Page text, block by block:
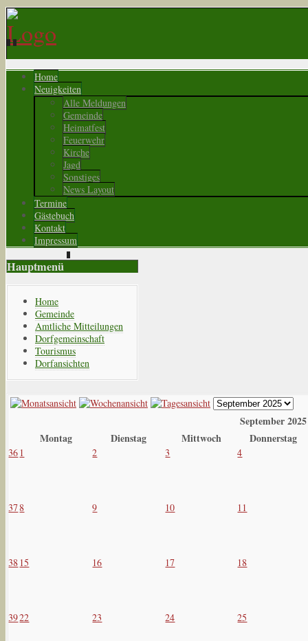
Home
Neuigkeiten
Alle Meldungen
Gemeinde
Heimatfest
Feuerwehr
Kirche
Jagd
Sonstiges
News Layout
Termine
Gästebuch
Kontakt
Impressum
Hauptmenü
Home
Gemeinde
Amtliche Mitteilungen
Dorfgemeinschaft
Tourismus
Dorfansichten
September 2025
Montag
Dienstag Mittwoch Donnerstag
36 1 2 3 4
378 9 10 11
38 15 16 17 18
3922 23 24 25